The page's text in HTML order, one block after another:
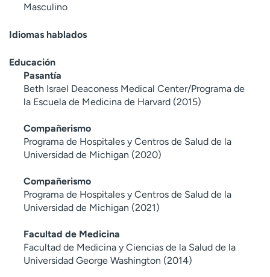
Masculino
Idiomas hablados
Educación
Pasantía
Beth Israel Deaconess Medical Center/Programa de
la Escuela de Medicina de Harvard (2015)
Compañerismo
Programa de Hospitales y Centros de Salud de la
Universidad de Michigan (2020)
Compañerismo
Programa de Hospitales y Centros de Salud de la
Universidad de Michigan (2021)
Facultad de Medicina
Facultad de Medicina y Ciencias de la Salud de la
Universidad George Washington (2014)